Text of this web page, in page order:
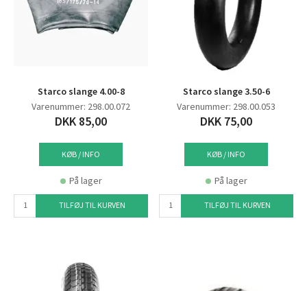
Starco slange 4.00-8
Varenummer: 298.00.072
DKK 85,00
KØB / INFO
På lager
TILFØJ TIL KURVEN
Starco slange 3.50-6
Varenummer: 298.00.053
DKK 75,00
KØB / INFO
På lager
TILFØJ TIL KURVEN